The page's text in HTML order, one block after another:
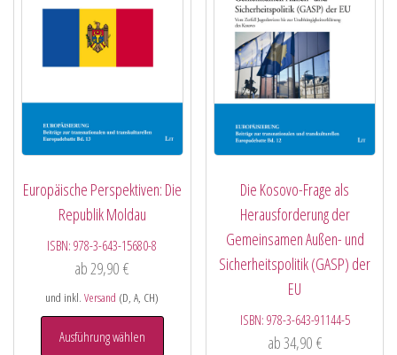
Europäische Perspektiven: Die
Republik Moldau
ISBN:978-3-643-15680-8
ab29,90€
und inkl.Versand (D, A, CH)
Ausführung wählen
Die Kosovo-Frage als
Herausforderung der
Gemeinsamen Außen- und
Sicherheitspolitik (GASP) der
EU
ISBN: 978-3-643-91144-5
ab34,90 €